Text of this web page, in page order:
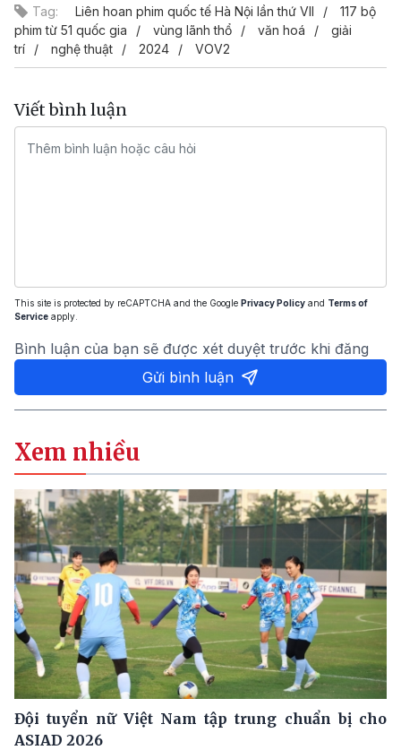
Tag: Liên hoan phim quốc tế Hà Nội lần thứ VII
117 bộ
phim từ 51 quốc gia
vùng lãnh thổ văn hoá
giải
trí
nghệ thuật 2024 VOV2
Viết bình luận
This site is protected by reCAPTCHA and the Google Privacy Policy and Terms of
Service apply.
Bình luận của bạn sẽ được xét duyệt trước khi đăng
Gửi bình luận
Xem nhiều
Đội tuyển nữ Việt Nam tập trung chuẩn bị cho
ASIAD 2026